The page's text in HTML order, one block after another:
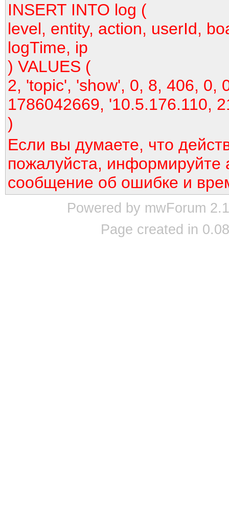
INSERT INTO log (
level, entity, action, userId,
logTime, ip
) VALUES (
2, 'topic', 'show', 0, 8, 406, 0,
1786042669, '10.5.176.110,
)
Если вы думаете, что
пожалуйста, информируйте
сообщение об ошибке и
Powered by mwForum
Page created in